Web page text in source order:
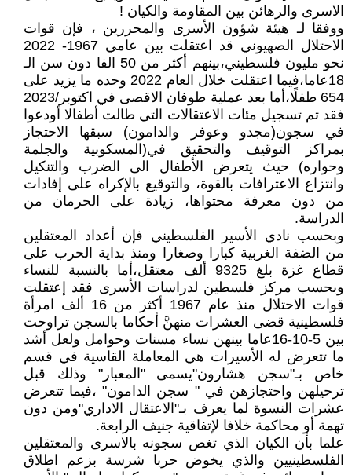
الاسرى والرهائن بين المقاومة والكيان !
ووفقا لـ هيئة شؤون الأسرى والمحررين ، فإن قوات
الاحتلال الصهيوني قد اعتقلت بين عامي 1967- 2022
نحو مليون فلسطيني،بينهم أكثر من 50 الفا دون سن الـ
18عاما،فيما اعتقلت خلال العام 2022 وحده ما يزيد على
654 طفلًا،أما بعد عملية طوفان الاقصى في اكتوبر/2023
فقد تم تسجيل مئات الاعتقالات التي طالت أطفالا أودعوا
في سجون(مجدو وعوفر والدامون) سبقها الاحتجاز
بمراكز التوقيف والتحقيق في(المسكوبية والجلمة
وحواره) حيث يتعرض الأطفال الى الضرب والتنكيل
وانتزاع الاعترافات بالقوة، والتوقيع بالإكراه على إفادات
من دون معرفة محتواها، زيادة على الحرمان من
الدراسة.
وبحسب نادي الأسير الفلسطيني فإن أعداد المعتقلين
من الضفة الغربية كبارا وصغارا ومنذ بداية الحرب على
قطاع غزة بلغ 9325 ألف معتقل،أما بالنسبة للنساء
وبحسب مركز فلسطين لدراسات الأسرى فقد إعتقلت
قوات الاحتلال منذ عام 1967 أكثر من 16 ألف امرأة
فلسطينية قضى العشرات منهنَّ أحكاما بالسجن تراوحت
بين 5-10-16عاما بينهن نساء مسنات وحوامل ولعل أشد
ما تتعرض له الأسيرات هي المعاملة القاسية في قسم
خاص بـ"سجن هشارون"يسمى "المعبار" وذلك قبل
ترحيلهن واحتجازهن في " سجن الدامون" ،فيما تتعرض
عشرات النسوة لما يعرف بـ"الاعتقال الاداري"ومن دون
تهمة أو محاكمة خلافا لإتفاقية جنيف الرابعة.
علما بأن الكيان الذي تغص سجونه بالاسرى والمعتقلين
الفلسطينيين والذي يخوض حربا شرسة بزعم اطلاق